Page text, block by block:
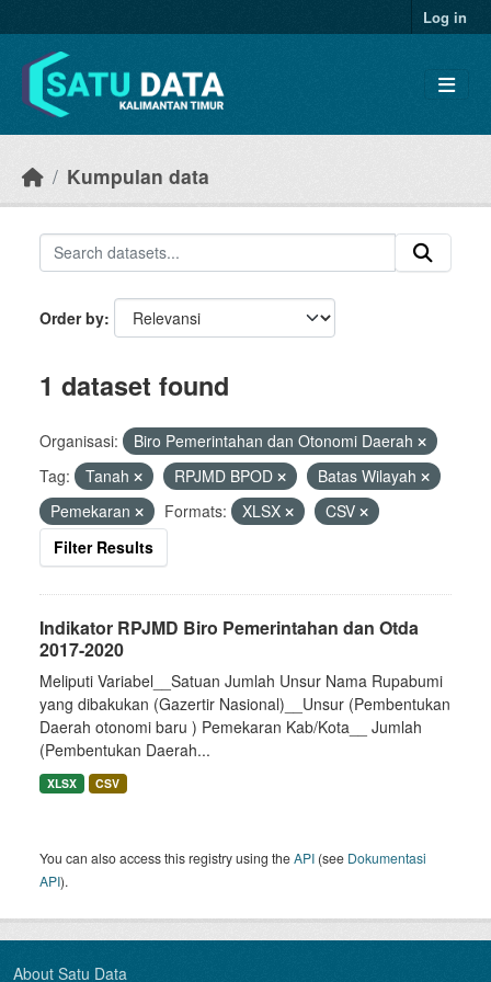
Log in
Kumpulan data
Order by
1 dataset found
Organisasi:
Biro Pemerintahan dan Otonomi Daerah
Tag:
Tanah RPJMD BPOD
Batas Wilayah
Pemekaran
Formats: XLSX
CSV
Filter Results
Indikator RPJMD Biro Pemerintahan dan Otda
2017-2020
Meliputi Variabel__Satuan Jumlah Unsur Nama Rupabumi
yang dibakukan (Gazertir Nasional)__Unsur (Pembentukan
Daerah otonomi baru ) Pemekaran Kab/Kota__ Jumlah
(Pembentukan Daerah...
XLSX CSV
You can also access this registry using theAPI (see Dokumentasi
API).
About Satu Data